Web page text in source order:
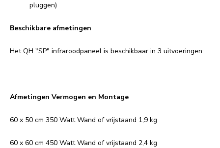
pluggen)
Beschikbare afmetingen
Het QH "SP" infraroodpaneel is beschikbaar in 3 uitvoeringen:
Afmetingen Vermogen en Montage
60 x 50 cm 350 Watt Wand of vrijstaand 1,9 kg
60 x 60 cm 450 Watt Wand of vrijstaand 2,4 kg